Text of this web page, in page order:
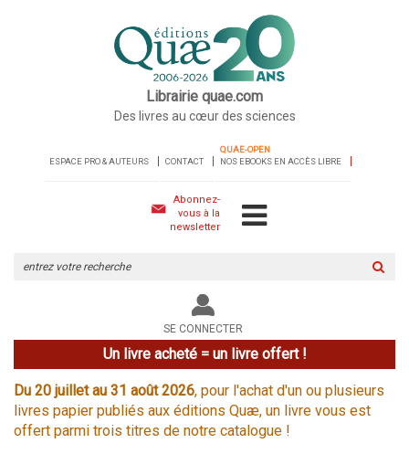
Librairie quae.com
Des livres au cœur des sciences
ESPACE PRO & AUTEURS CONTACT
QUAE-OPEN
NOS EBOOKS EN ACCÈS LIBRE
Abonnez-
vous à la
newsletter
le
site
SE CONNECTER
Un livre acheté = un livre offert !
Du 20 juillet au 31 août 2026, pour l'achat d'un ou plusieurs
livres papier publiés aux éditions Quæ, un livre vous est
offert parmi trois titres de notre catalogue !